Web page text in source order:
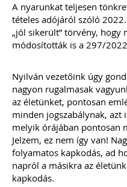
A nyarunkat teljesen
tételes adójáról szóló
„jól sikerült” törvény, hogy
módosították is a 297/
Nyilván vezetőink úgy
nagyon rugalmasak
az életünket, pontosan
minden jogszabálynak,
melyik órájában pontosan
Jelzem, ez nem így van!
folyamatos kapkodás, ad
napról a másikra az
kapkodás.